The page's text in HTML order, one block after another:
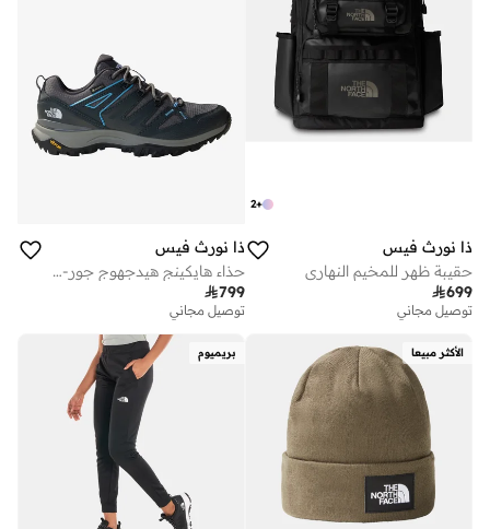
+
2
ذا نورث فيس
حقيبة ظهر للمخيم النهاري
699
توصيل مجاني
ذا نورث فيس
حذاء هايكينج هيدجهوج جور-تكس للنساء
799
توصيل مجاني
الأكثر مبيعا بريميوم